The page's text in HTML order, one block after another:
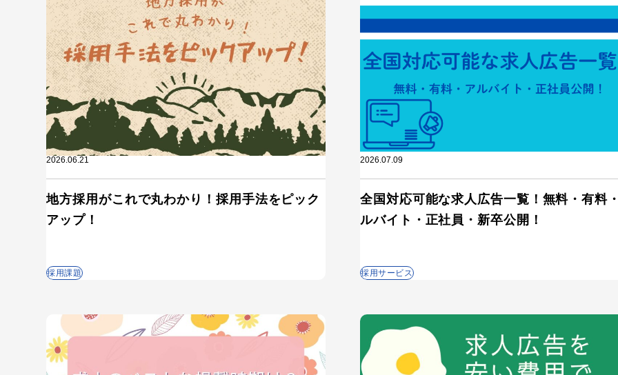
2026.06.21
地方採用がこれで丸わかり！採用手法をピック
アップ！
採用課題
2026.07.09
全国対応可能な求人広告一覧！無料・有料
ルバイト・正社員・新卒公開！
採用サービス